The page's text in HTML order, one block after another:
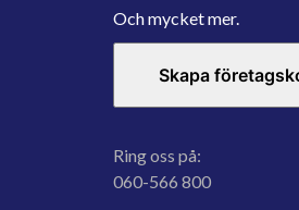
Och mycket mer.
Skapa
Ring oss på:
060-566 800